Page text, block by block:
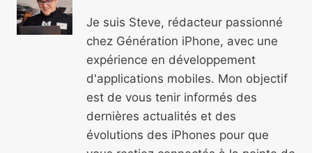
Je suis Steve, rédacteur passionné
chez Génération iPhone, avec une
expérience en développement
d'applications mobiles. Mon objectif
est de vous tenir informés des
dernières actualités et des
évolutions des iPhones pour que